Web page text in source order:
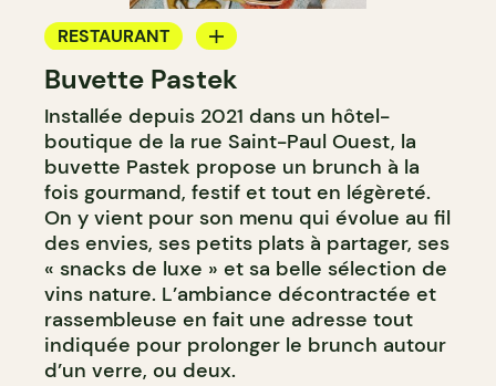
RESTAURANT
BAR À VIN
BAR À COCKTAIL
Buvette Pastek
Installée depuis 2021 dans un hôtel-
boutique de la rue Saint-Paul Ouest, la
buvette Pastek propose un brunch à la
fois gourmand, festif et tout en légèreté.
On y vient pour son menu qui évolue au fil
des envies, ses petits plats à partager, ses
« snacks de luxe » et sa belle sélection de
vins nature. L’ambiance décontractée et
rassembleuse en fait une adresse tout
indiquée pour prolonger le brunch autour
d’un verre, ou deux.